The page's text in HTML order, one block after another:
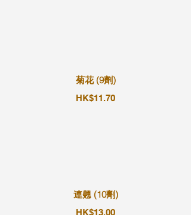
菊花 (9劑)
HK$11.70
連翹 (10劑)
HK$13.00